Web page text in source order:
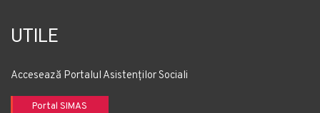
UTILE
Accesează Portalul Asistenților Sociali
Portal SIMAS